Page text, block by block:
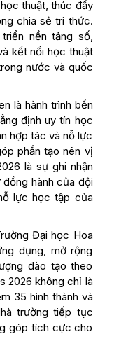
thuật, thúc đẩy
chia sẻ tri thức.
nền tảng số,
kết nối học thuật
nước và quốc
là hành trình bền
định uy tín học
hợp tác và nỗ lực
phần tạo nên vị
là sự ghi nhận
hành của đội
lực học tập của
Đại học Hoa
dụng, mở rộng
đào tạo theo
2026 không chỉ là
35 hình thành và
trường tiếp tục
góp tích cực cho